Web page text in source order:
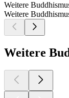
Weitere
Weitere
Weitere